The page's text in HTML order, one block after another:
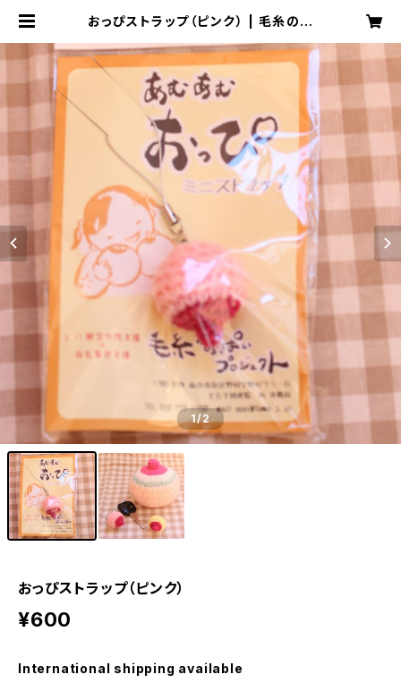
おっぴストラップ（ピンク） | 毛糸のお
1/2
おっぴストラップ（ピンク）
¥600
International shipping available